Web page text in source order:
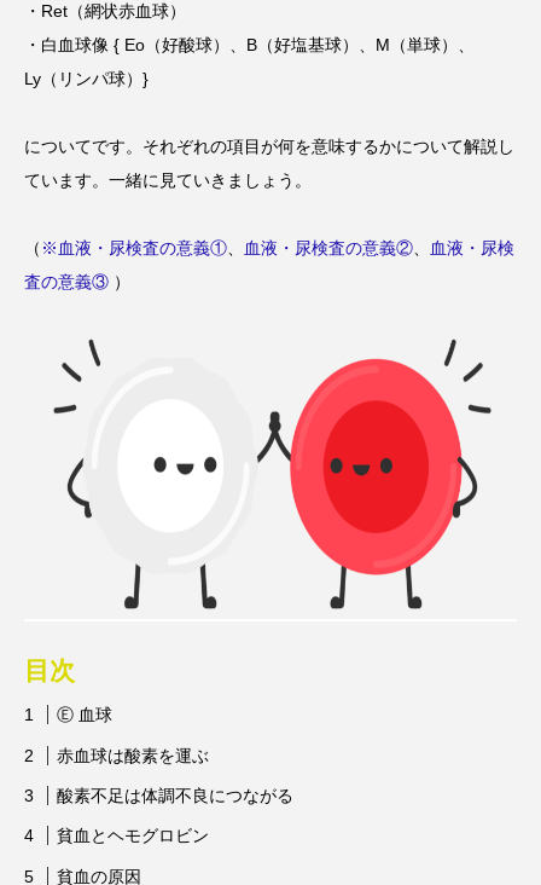
ビタミンB ビタミンB6 ビタミンB群
ビタミンC
ビタミンK プレバイオティクス
プロバイオティクス マグネシウム
マンガン モリブデン ヨウ素 亜鉛
微量ミネラル
脂溶性ビタミン 血糖値
貧血 貧血 鉄 貧血鉄 酵素 鉄
鉄、
・Ret（網状赤血球）
・白血球像 { Eo（好酸球）、B（好塩基球）、M（単球）、
Ly（リンパ球）}
についてです。それぞれの項目が何を意味するかについて解説し
ています。一緒に見ていきましょう。
（ ※血液・尿検査の意義① 血液・尿検査の意義②
血液・尿検
査の意義③ ）
目次
Ⓔ 血球
赤血球は酸素を運ぶ
酸素不足は体調不良につながる
貧血とヘモグロビン
貧血の原因